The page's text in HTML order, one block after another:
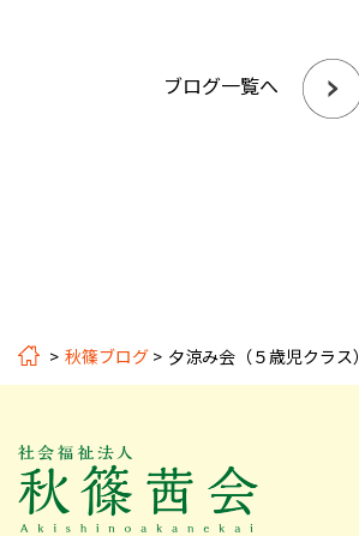
ブログ一覧へ
秋篠ブログ 夕涼み会（５歳児クラス）